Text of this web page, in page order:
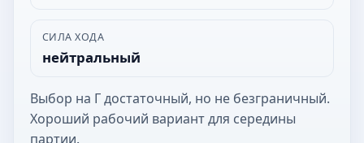
СИЛА ХОДА
нейтральный
Выбор на Г достаточный, но не безграничный.
Хороший рабочий вариант для середины
партии.